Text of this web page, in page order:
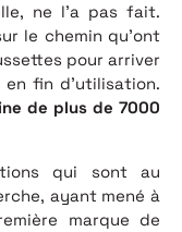
ne l’a pas fait.
le chemin qu’ont
pour arriver
fin d’utilisation.
de plus de 7000
qui sont au
ayant mené à
marque de